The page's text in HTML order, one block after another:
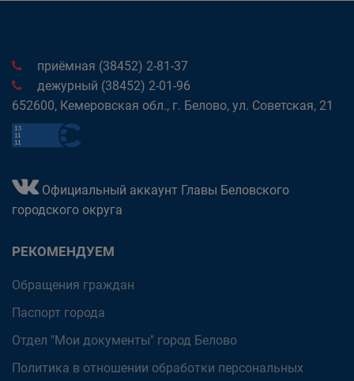
приёмная (38452) 2-81-37
дежурный (38452) 2-01-96
652600, Кемеровская обл., г. Белово, ул. Советская, 21
Официальный аккаунт Главы Беловского
городского округа
РЕКОМЕНДУЕМ
Обращения граждан
Паспорт города
Отдел "Мои документы" город Белово
Политика в отношении обработки персональных